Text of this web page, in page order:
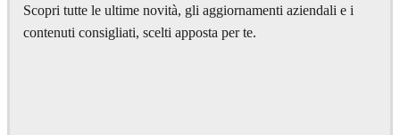
Scopri tutte le ultime novità, gli aggiornamenti aziendali e i
contenuti consigliati, scelti apposta per te.